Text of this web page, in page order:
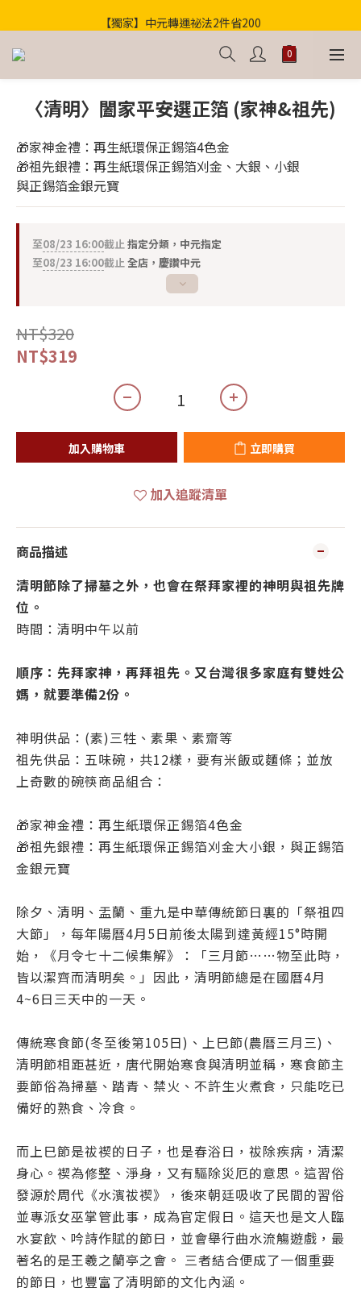
歡迎光臨！全店滿1000免運
【獨家】中元轉運祕法2件省200
歡迎光臨！全店滿1000免運
〈清明〉闔家平安選正箔 (家神&祖先)
🎁家神金禮：再生紙環保正錫箔4色金
🎁祖先銀禮：再生紙環保正錫箔刈金、大銀、小銀
與正錫箔金銀元寶
至08/23 16:00截止指定分類，中元指定
至08/23 16:00截止全店，慶讚中元
NT$320
NT$319
加入購物車 立即購買
加入追蹤清單
商品描述
清明節除了掃墓之外，也會在祭拜家裡的神明與祖先牌
位。
時間：清明中午以前
順序：先拜家神，再拜祖先。又台灣很多家庭有雙姓公
媽，就要準備2份。
神明供品：(素)三牲、素果、素齋等
祖先供品：五味碗，共12樣，要有米飯或麵條；並放
上奇數的碗筷商品組合：
🎁家神金禮：再生紙環保正錫箔4色金
🎁祖先銀禮：再生紙環保正錫箔刈金大小銀，與正錫箔
金銀元寶
除夕、清明、盂蘭、重九是中華傳統節日裏的「祭祖四
大節」，每年陽曆4月5日前後太陽到達黃經15°時開
始，《月令七十二候集解》：「三月節……物至此時，
皆以潔齊而清明矣。」因此，清明節總是在國曆4月
4~6日三天中的一天。
傳統寒食節(冬至後第105日)、上巳節(農曆三月三)、
清明節相距甚近，唐代開始寒食與清明並稱，寒食節主
要節俗為掃墓、踏青、禁火、不許生火煮食，只能吃已
備好的熟食、冷食。
而上巳節是祓禊的日子，也是春浴日，祓除疾病，清潔
身心。禊為修整、淨身，又有驅除災厄的意思。這習俗
發源於周代《水濱祓禊》，後來朝廷吸收了民間的習俗
並專派女巫掌管此事，成為官定假日。這天也是文人臨
水宴飲、吟詩作賦的節日，並會舉行曲水流觴遊戲，最
著名的是王羲之蘭亭之會。 三者結合便成了一個重要
的節日，也豐富了清明節的文化內涵。